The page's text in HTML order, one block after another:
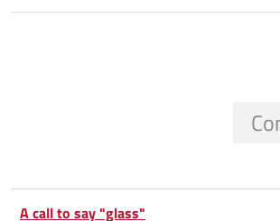
A call to say "glass"